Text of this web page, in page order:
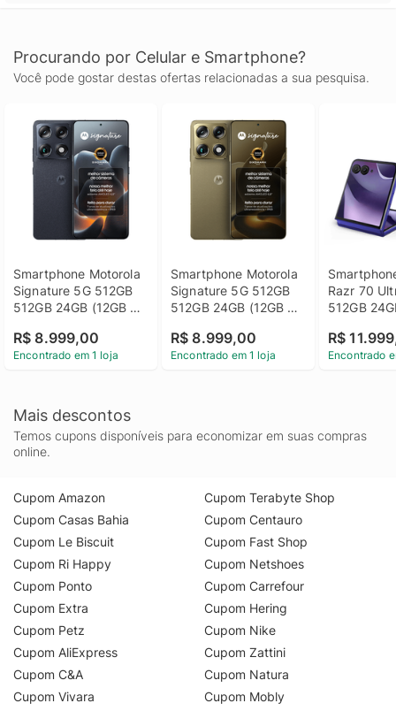
Procurando por Celular e Smartphone?
Você pode gostar destas ofertas relacionadas a sua pesquisa.
Smartphone Motorola
Signature 5G 512GB
512GB 24GB (12GB
Boost), 3 cameras
50MP Sony Lytia e
165hz - Preto
R$ 8.999,00
Encontrado em 1 loja
Smartphone Motorola
Signature 5G 512GB
512GB 24GB (12GB
Boost), 3 cameras
50MP Sony Lytia e
R$ 8.999,00
Encontrado em 1 loja
Razr 70
512GB
Boost),
Elite, tela
R$
Encontrado
Mais descontos
Temos cupons disponíveis para economizar em suas compras
online.
Cupom Amazon
Cupom Casas Bahia
Cupom Le Biscuit
Cupom Ri Happy
Cupom Ponto
Cupom Extra
Cupom Petz
Cupom AliExpress
Cupom C&A
Cupom Vivara
Cupom Terabyte Shop
Cupom Centauro
Cupom Fast Shop
Cupom Netshoes
Cupom Carrefour
Cupom Hering
Cupom Nike
Cupom Zattini
Cupom Natura
Cupom Mobly